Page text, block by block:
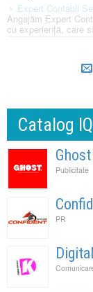
Expert Contabil
Angajăm Expert
cu experiență, care
Catalog
Publicitate
PR